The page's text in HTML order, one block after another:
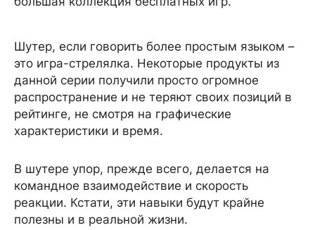
Шутер, если говорить более простым языком –
это игра-стрелялка. Некоторые продукты из
данной серии получили просто огромное
распространение и не теряют своих позиций в
рейтинге, не смотря на графические
характеристики и время.
В шутере упор, прежде всего, делается на
командное взаимодействие и скорость
реакции. Кстати, эти навыки будут крайне
полезны и в реальной жизни.